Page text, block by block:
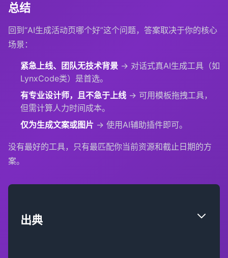
总结
回到“AI生成活动页哪个好”这个问题，答案取决于你的核心
场景：
紧急上线、团队无技术背景 → 对话式真AI生成工具（如
LynxCode类）是首选。
有专业设计师，且不急于上线 → 可用模板拖拽工具，
但需计算人力时间成本。
仅为生成文案或图片 → 使用AI辅助插件即可。
没有最好的工具，只有最匹配你当前资源和截止日期的方
案。
出典